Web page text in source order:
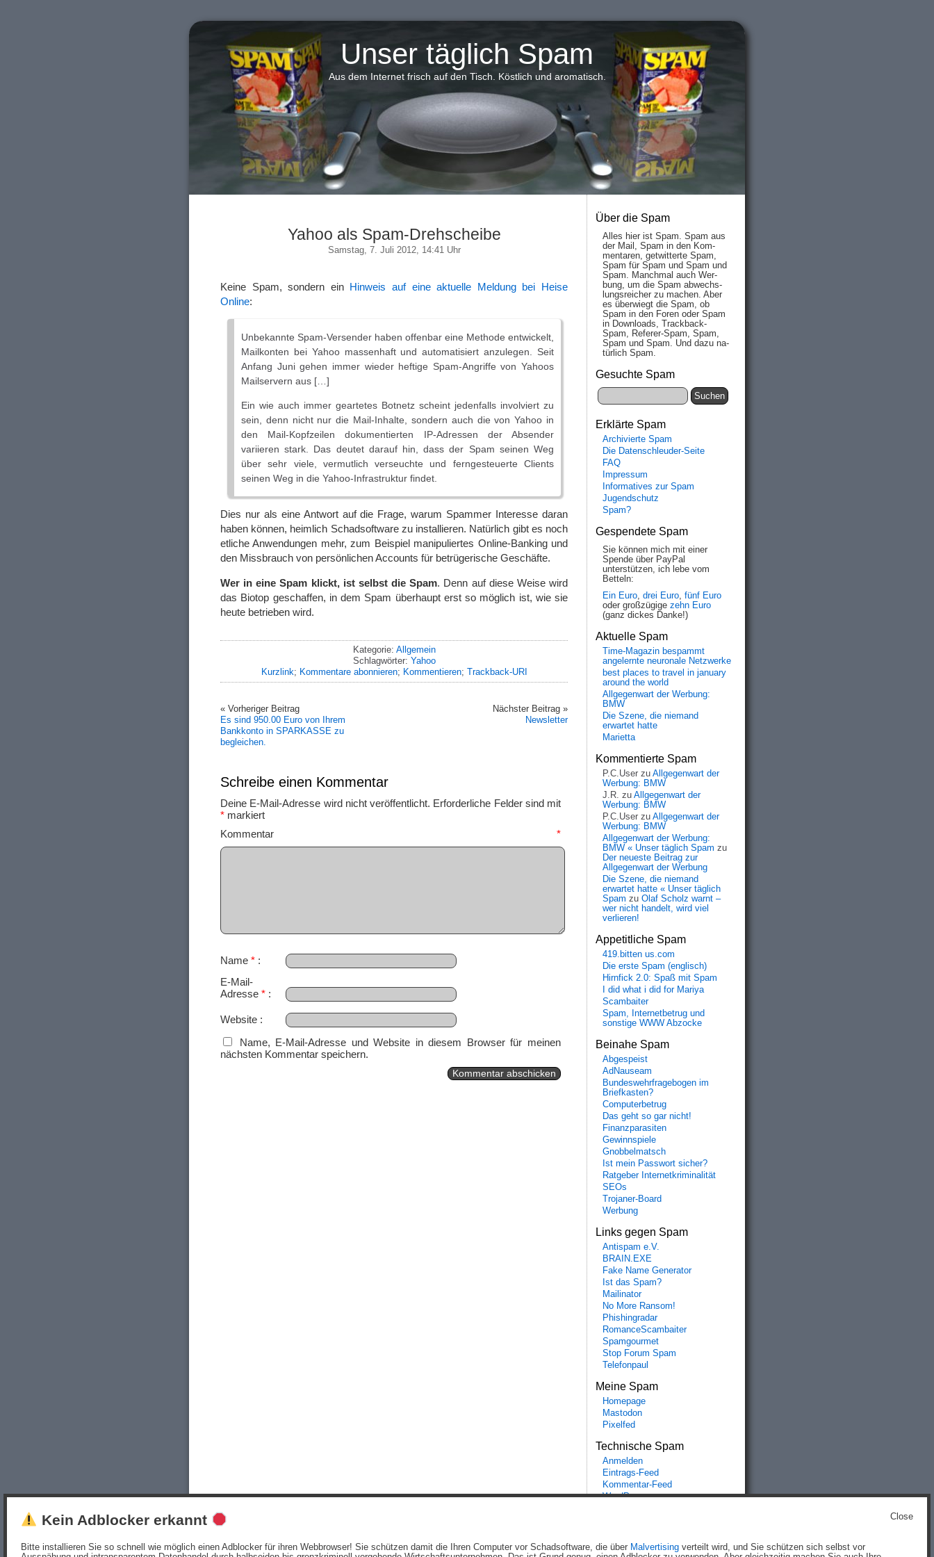
Unser täglich Spam
Aus dem Internet frisch auf den Tisch. Köstlich und aromatisch.
Yahoo als Spam-Drehscheibe
Samstag, 7. Juli 2012, 14:41 Uhr
Keine Spam, sondern ein Hinweis auf eine aktuelle Meldung bei Heise
Online:
Unbekannte Spam-Versender haben offenbar eine Methode entwickelt,
Mailkonten bei Yahoo massenhaft und automatisiert anzulegen. Seit
Anfang Juni gehen immer wieder heftige Spam-Angriffe von Yahoos
Mailservern aus […]
Ein wie auch immer geartetes Botnetz scheint jedenfalls involviert zu
sein, denn nicht nur die Mail-Inhalte, sondern auch die von Yahoo in
den Mail-Kopfzeilen dokumentierten IP-Adressen der Absender
variieren stark. Das deutet darauf hin, dass der Spam seinen Weg
über sehr viele, vermutlich verseuchte und ferngesteuerte Clients
seinen Weg in die Yahoo-Infrastruktur findet.
Dies nur als eine Antwort auf die Frage, warum Spammer Interesse daran
haben können, heimlich Schadsoftware zu installieren. Natürlich gibt es noch
etliche Anwendungen mehr, zum Beispiel manipuliertes Online-Banking und
den Missbrauch von persönlichen Accounts für betrügerische Geschäfte.
Wer in eine Spam klickt, ist selbst die Spam. Denn auf diese Weise wird
das Biotop geschaffen, in dem Spam überhaupt erst so möglich ist, wie sie
heute betrieben wird.
Kategorie: Allgemein
Schlagwörter: Yahoo
Kurzlink; Kommentare abonnieren; Kommentieren; Trackback-URI
« Vorheriger Beitrag
Es sind 950.00 Euro von Ihrem
Bankkonto in SPARKASSE zu
begleichen.
Nächster Beitrag »
Newsletter
Schreibe einen Kommentar
Deine E-Mail-Adresse wird nicht veröffentlicht. Erforderliche Felder sind mit
* markiert
Kommentar *
Name *
E-Mail-
Adresse *
Website
Name, E-Mail-Adresse und Website in diesem Browser für meinen
nächsten Kommentar speichern.
Über die Spam
Alles hier ist Spam. Spam aus
der Mail, Spam in den Kom­
men­taren, ge­twit­ter­te Spam,
Spam für Spam und Spam und
Spam. Manch­mal auch Wer­
bung, um die Spam ab­wechs­
lungs­reich­er zu mach­en. Aber
es über­wiegt die Spam, ob
Spam in den Fo­ren oder Spam
in Down­loads, Track­back-
Spam, Re­fe­rer-Spam, Spam,
Spam und Spam. Und da­zu na­
tür­lich Spam.
Gesuchte Spam
Erklärte Spam
Archivierte Spam
Die Datenschleuder-Seite
FAQ
Impressum
Informatives zur Spam
Jugendschutz
Spam?
Gespendete Spam
Sie können mich mit einer
Spende über PayPal
unterstützen, ich lebe vom
Betteln:
Ein Euro, drei Euro, fünf Euro
oder großzügige zehn Euro
(ganz dickes Danke!)
Aktuelle Spam
Time-Magazin bespammt
angelernte neuronale Netzwerke
best places to travel in january
around the world
Allgegenwart der Werbung:
BMW
Die Szene, die niemand
erwartet hatte
Marietta
Kommentierte Spam
P.C.User zu Allgegenwart der
Werbung: BMW
J.R. zu Allgegenwart der
Werbung: BMW
P.C.User zu Allgegenwart der
Werbung: BMW
Allgegenwart der Werbung:
BMW « Unser täglich Spam zu
Der neueste Beitrag zur
Allgegenwart der Werbung
Die Szene, die niemand
erwartet hatte « Unser täglich
Spam zu Olaf Scholz warnt –
wer nicht handelt, wird viel
verlieren!
Appetitliche Spam
419.bitten us.com
Die erste Spam (englisch)
Hirnfick 2.0: Spaß mit Spam
I did what i did for Mariya
Scambaiter
Spam, Internetbetrug und
sonstige WWW Abzocke
Beinahe Spam
Abgespeist
AdNauseam
Bundeswehrfragebogen im
Briefkasten?
Computerbetrug
Das geht so gar nicht!
Finanzparasiten
Gewinnspiele
Gnobbelmatsch
Ist mein Passwort sicher?
Ratgeber Internetkriminalität
SEOs
Trojaner-Board
Werbung
Links gegen Spam
Antispam e.V.
BRAIN.EXE
Fake Name Generator
Ist das Spam?
Mailinator
No More Ransom!
Phishingradar
RomanceScambaiter
Spamgourmet
Stop Forum Spam
Telefonpaul
Meine Spam
Homepage
Mastodon
Pixelfed
Technische Spam
Anmelden
Eintrags-Feed
Kommentar-Feed
WordPress.org
Beiträge (RSS)undKommentare (RSS).
Close
Kein Adblocker erkannt
Bitte installieren Sie so schnell wie möglich einen Adblocker für ihren Webbrowser! Sie schützen damit die Ihren Computer vor Schadsoftware, die über Malvertising verteilt wird, und Sie schützen sich selbst vor